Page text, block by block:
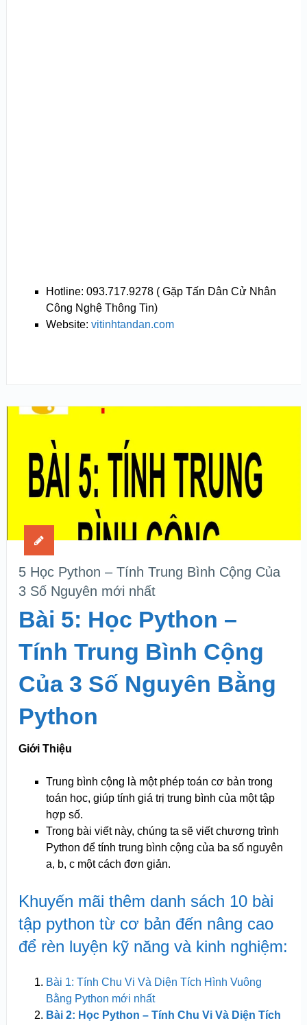
Hotline: 093.717.9278 ( Gặp Tấn Dân Cử Nhân
Công Nghệ Thông Tin)
Website: vitinhtandan.com
5 Học Python – Tính Trung Bình Cộng Của
3 Số Nguyên mới nhất
Bài 5: Học Python –
Tính Trung Bình Cộng
Của 3 Số Nguyên Bằng
Python
Giới Thiệu
Trung bình cộng là một phép toán cơ bản trong
toán học, giúp tính giá trị trung bình của một tập
hợp số.
Trong bài viết này, chúng ta sẽ viết chương trình
Python để tính trung bình cộng của ba số nguyên
a, b, c một cách đơn giản.
Khuyến mãi thêm danh sách 10 bài
tập python từ cơ bản đến nâng cao
để rèn luyện kỹ năng và kinh nghiệm:
Bài 1: Tính Chu Vi Và Diện Tích Hình Vuông
Bằng Python mới nhất
Bài 2: Học Python – Tính Chu Vi Và Diện Tích